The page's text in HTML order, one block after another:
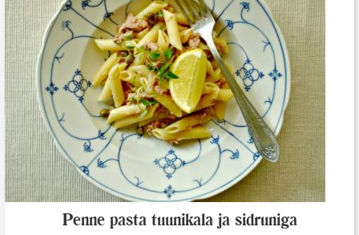
Penne pasta tuunikala ja sidruniga